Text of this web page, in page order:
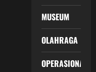
MUSEUM
OLAHRAGA
OPERASIONAL